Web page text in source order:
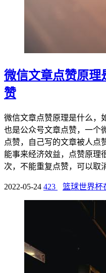
微信文章点赞原理
赞
微信文章点赞原理是什么，
也是公众号文章点赞，一个
点赞，自己写的文章被人点
能事来经济效益，点赞原理
次，不能重复点赞，可以取
2022-05-24 423 篮球世界杯